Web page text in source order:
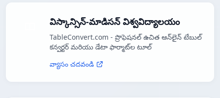
విస్కాన్సిన్-మాడిసన్ విశ్వవిద్యాలయం
TableConvert.com - ప్రొఫెషనల్ ఉచిత ఆన్‌లైన్ టేబుల్
కన్వర్టర్ మరియు డేటా ఫార్మాట్‌ల టూల్
వ్యాసం చదవండి